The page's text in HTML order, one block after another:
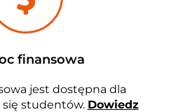
finansowa
jest dostępna dla
studentów. Dowiedz